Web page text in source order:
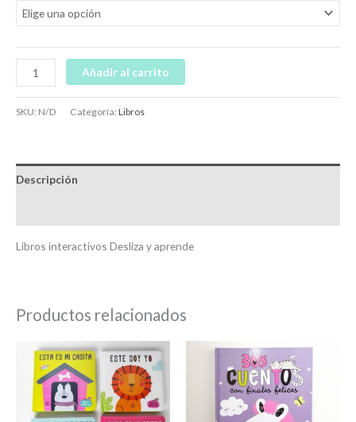
Añadir al carrito
SKU: N/D Categoría:Libros
Descripción
Libros interactivos Desliza y aprende
Productos relacionados
Este
producto
tiene
múltiples